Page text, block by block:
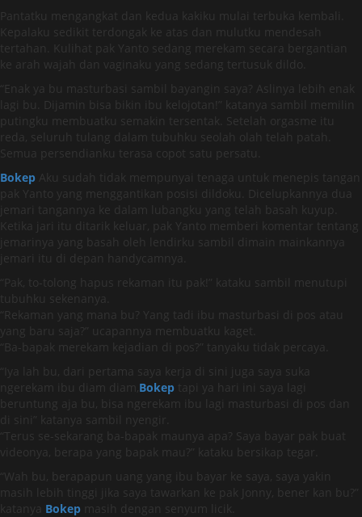
Pantatku mengangkat dan kedua kakiku mulai terbuka kembali.
Kepalaku sedikit terdongak ke atas dan mulutku mendesah
tertahan. Kulihat pak Yanto sedang merekam secara bergantian
ke arah wajah dan vaginaku yang sedang tertusuk dildo.
“Enak ya bu masturbasi sambil bayangin saya? Aslinya lebih enak
lagi bu. Dijamin bisa bikin ibu kelojotan!” katanya sambil memilin
putingku membuatku semakin tersentak. Setelah orgasme itu
reda, seluruh tulang dalam tubuhku seolah olah telah patah.
Semua persendianku terasa copot satu persatu.
Bokep Aku sudah tidak mempunyai tenaga untuk menepis tangan
pak Yanto yang menggantikan posisi dildoku. Dicelupkannya dua
jemari tangannya ke dalam lubangku yang telah basah kuyup.
Ketika jari itu ditarik keluar, pak Yanto memberi komentar tentang
jemarinya yang basah oleh lendirku sambil dimain mainkannya
jemari itu di depan handycamnya.
“Pak, to-tolong hapus rekaman itu pak!” kataku sambil menutupi
tubuhku sekenanya.
“Rekaman yang mana bu? Yang tadi ibu masturbasi di pos atau
yang baru saja?” ucapannya membuatku kaget.
“Ba-bapak merekam kejadian di pos?” tanyaku tidak percaya.
“Iya lah bu, dari pertama saya kerja di sini juga saya suka
ngerekam ibu diam diam, Bokep tapi ya hari ini saya lagi
beruntung aja bu, bisa ngerekam ibu lagi masturbasi di pos dan
di sini” katanya sambil nyengir.
“Terus se-sekarang ba-bapak maunya apa? Saya bayar pak buat
videonya, berapa yang bapak mau?” kataku bersikap tegar.
“Wah bu, berapapun uang yang ibu bayar ke saya, saya yakin
masih lebih tinggi jika saya tawarkan ke pak Jonny, bener kan bu?”
katanya Bokep masih dengan senyum licik.